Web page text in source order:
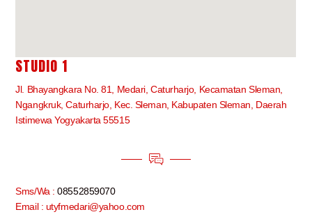
STUDIO 1
Jl. Bhayangkara No. 81, Medari, Caturharjo, Kecamatan Sleman,
Ngangkruk, Caturharjo, Kec. Sleman, Kabupaten Sleman, Daerah
Istimewa Yogyakarta 55515
Sms/Wa :08552859070
Email : utyfmedari@yahoo.com